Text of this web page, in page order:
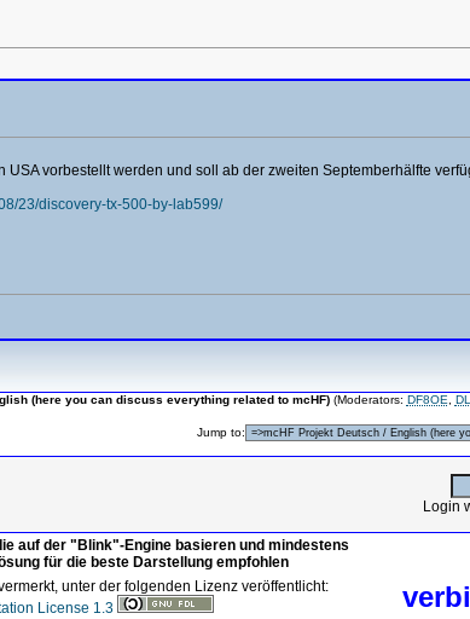
vorbestellt werden und soll ab der zweiten Septemberhälfte
23/discovery-tx-500-by-lab599/
(here you can discuss everything related to mcHF)(Moderators: DF8OE
Jump to:
Login
auf der "Blink"-Engine basieren und mindestens
für die beste Darstellung empfohlen
unter der folgenden Lizenz veröffentlicht:
License 1.3